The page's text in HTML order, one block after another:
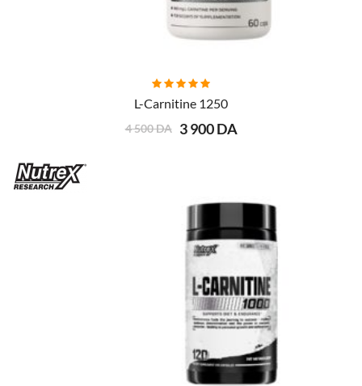
AJOUTER AU PANIER
L-Carnitine 1250
4 500 DA 3 900 DA